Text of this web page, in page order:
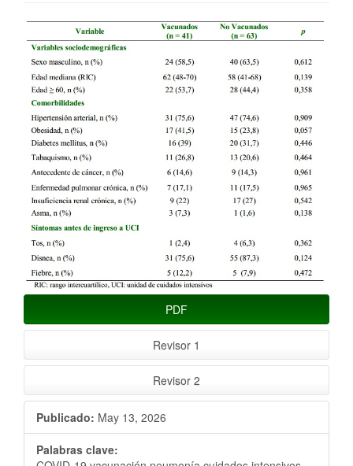
Barra
lateral
del
artículo
PDF
Revisor 1
Revisor 2
Publicado: May 13, 2026
Palabras clave: